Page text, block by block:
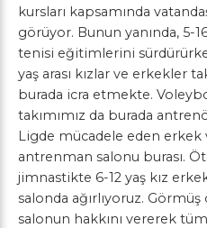
kursları kapsamında
görüyor. Bunun yanında, 5-
tenisi eğitimlerini
yaş arası kızlar ve erkekler
burada icra etmekte.
takımımız da burada
Ligde mücadele eden erkek
antrenman salonu burası.
jimnastikte 6-12 yaş kız
salonda ağırlıyoruz.
salonun hakkını vererek